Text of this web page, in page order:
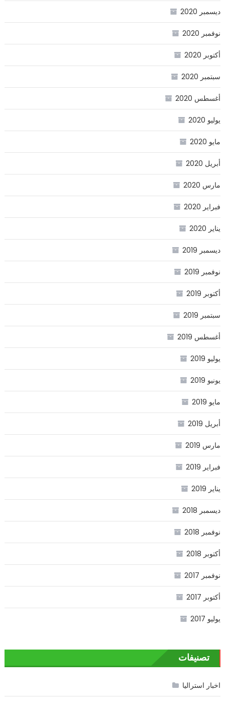
ديسمبر 2020
نوفمبر 2020
أكتوبر 2020
سبتمبر 2020
أغسطس 2020
يوليو 2020
مايو 2020
أبريل 2020
مارس 2020
فبراير 2020
يناير 2020
ديسمبر 2019
نوفمبر 2019
أكتوبر 2019
سبتمبر 2019
أغسطس 2019
يوليو 2019
يونيو 2019
مايو 2019
أبريل 2019
مارس 2019
فبراير 2019
يناير 2019
ديسمبر 2018
نوفمبر 2018
أكتوبر 2018
نوفمبر 2017
أكتوبر 2017
يوليو 2017
تصنيفات
اخبار استراليا